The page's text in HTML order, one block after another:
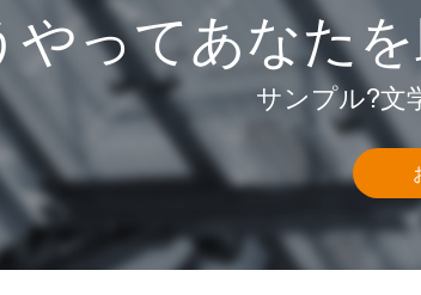
やってあなた
サンプル?文